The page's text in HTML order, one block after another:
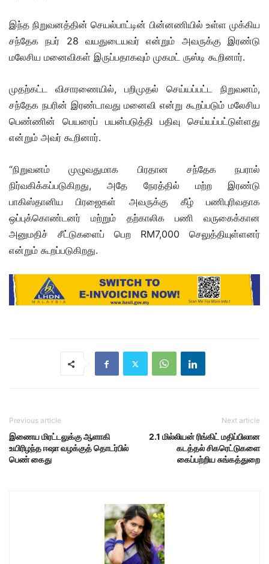
இந்த நிறுவனத்தின் செயல்பாட்டின் பின்னணியில் உள்ள முக்கிய
சந்தேக நபர் 28 வயதுடையவர் என்றும் அவருக்கு இரண்டு
மலேசிய மனைவிகள் இருப்பதாகவும் முகமட் ருஸ்டி கூறினார்.
முதற்கட்ட விசாரணையில், பறிமுதல் செய்யப்பட்ட நிறுவனம்,
சந்தேக நபரின் இரண்டாவது மனைவி என்று கூறப்படும் மலேசிய
பெண்ணின் பெயரைப் பயன்படுத்தி பதிவு செய்யப்பட்டுள்ளது
என்றும் அவர் கூறினார்.
“நிறுவனம் முழுவதுமாக பிரதான சந்தேக நபரால்
நிர்வகிக்கப்படுகிறது, அதே நேரத்தில் மற்ற இரண்டு
பாகிஸ்தானிய பிரஜைகள் அவருக்கு கீழ் பணிபுரிவதாக
ஒப்புக்கொண்டனர் மற்றும் தற்காலிக பணி வருகைக்கான
அனுமதிச் சீட்டுகளைப் பெற RM7,000 செலுத்தியுள்ளனர்
என்றும் கூறப்படுகிறது.
Previous article
இணைய மிரட்டலுக்கு ஆளாகி
உயிரிழந்த ஈஷா வழக்குத் தொடர்பில்
பெண் கைது
Next article
2.1 மில்லியன் ரிங்கிட் மதிப்பிலான
கடத்தல் சிகரெட்டுகளை
கைப்பற்றிய சுங்கத்துறை